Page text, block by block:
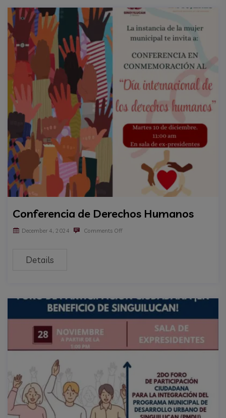
Conferencia de Derechos Humanos
December 4, 2024 Comments Off
Details